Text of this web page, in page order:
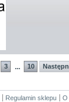
3 ... 10
Regulamin sklepu O